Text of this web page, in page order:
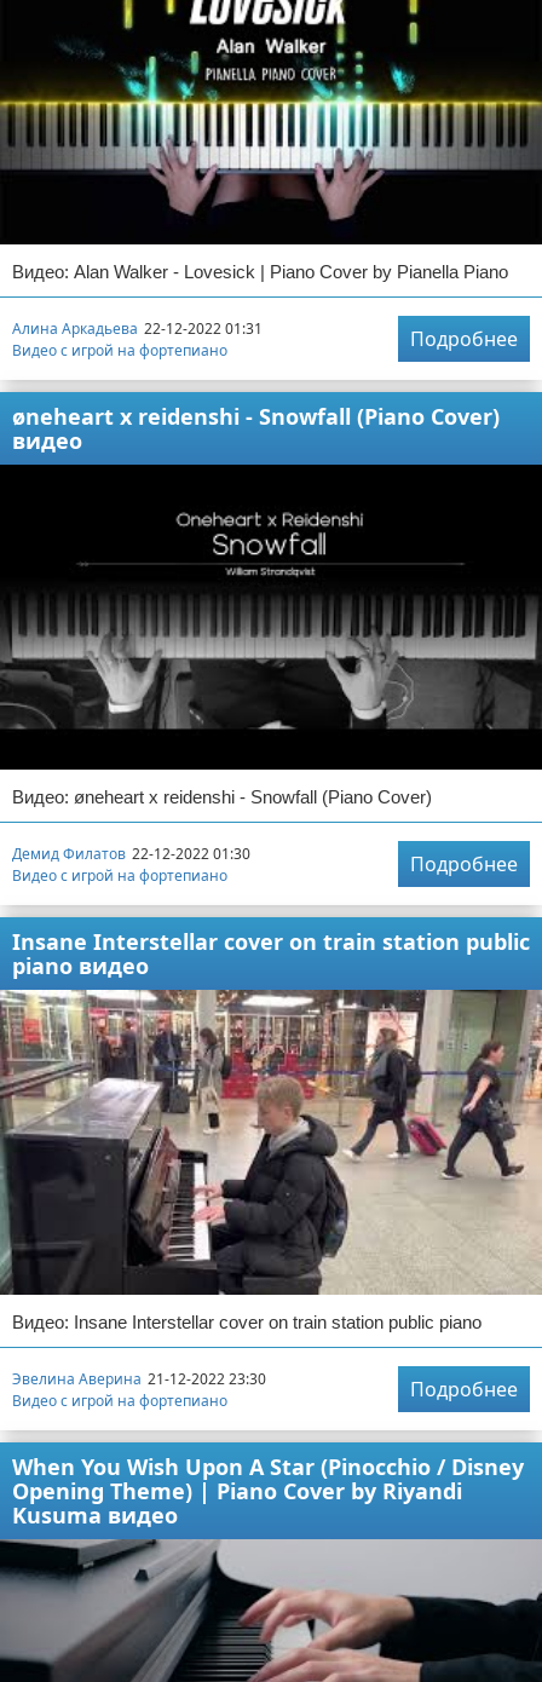
Видео: Alan Walker - Lovesick | Piano Cover by Pianella Piano
Алина Аркадьева 22-12-2022 01:31
Видео с игрой на фортепиано
Подробнее
øneheart x reidenshi - Snowfall (Piano Cover)
видео
Видео: øneheart x reidenshi - Snowfall (Piano Cover)
Демид Филатов 22-12-2022 01:30
Видео с игрой на фортепиано
Подробнее
Insane Interstellar cover on train station public
piano видео
Видео: Insane Interstellar cover on train station public piano
Эвелина Аверина 21-12-2022 23:30
Видео с игрой на фортепиано
Подробнее
When You Wish Upon A Star (Pinocchio / Disney
Opening Theme) | Piano Cover by Riyandi
Kusuma видео